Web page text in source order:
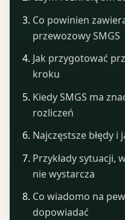
Co powinien
przewozowy SMGS
Jak przygotować
kroku
Kiedy SMGS ma
rozliczeń
Najczęstsze błędy i
Przykłady sytuacji,
nie wystarcza
Co wiadomo na
dopowiadać